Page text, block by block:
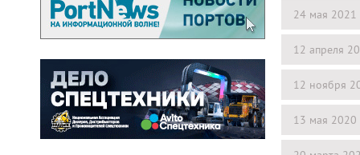
24 мая 2021
12 апреля
12 ноября
13 мая 2020